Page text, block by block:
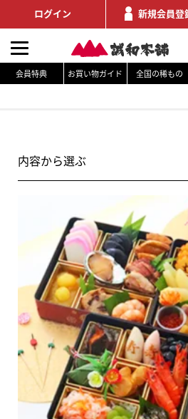
会員特典 お買い物ガイド 全国の稀もの
ログイン 新規会員登
内容から選ぶ